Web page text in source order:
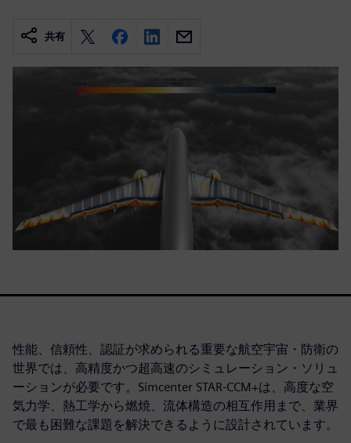
共有
性能、信頼性、認証が求められる重要な航空宇宙・防衛の
世界では、高精度かつ超高速のシミュレーション・ソリュ
ーションが必要です。Simcenter STAR-CCM+は、高度な空
気力学、熱工学から燃焼、流体構造の相互作用まで、業界
で最も困難な課題を解決できるように設計されています。